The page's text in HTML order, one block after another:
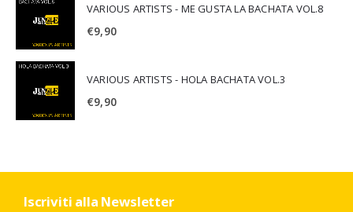
VARIOUS ARTISTS - ME GUSTA LA BACHATA VOL.8
€9,90
VARIOUS ARTISTS - HOLA BACHATA VOL.3
€9,90
Iscriviti alla Newsletter